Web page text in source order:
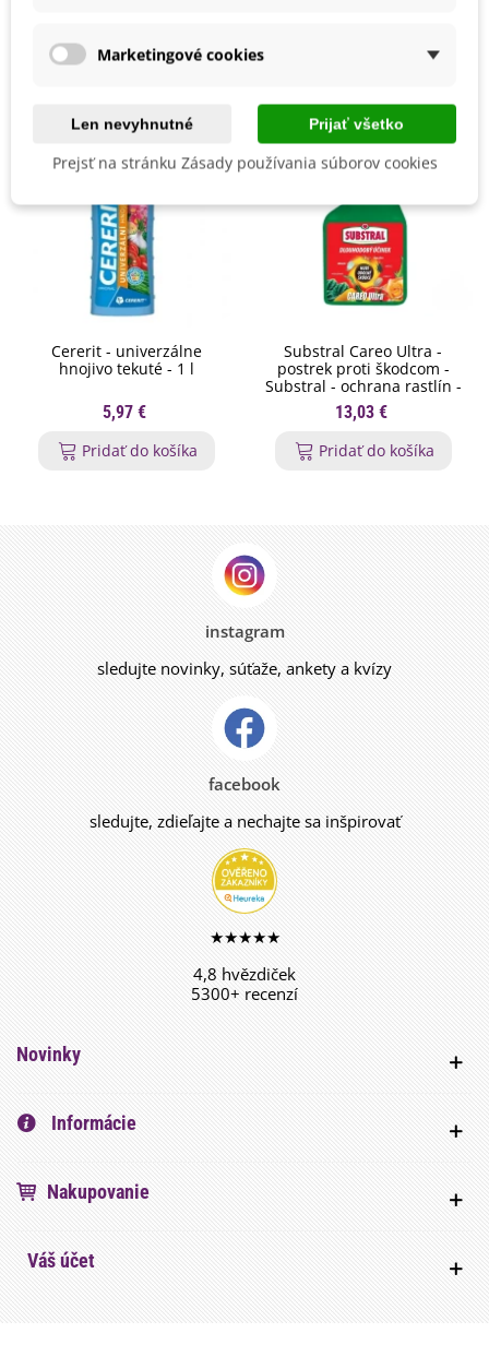
Cererit - univerzálne
hnojivo tekuté - 1 l
5,97 €
Pridať do košíka
Substral Careo Ultra -
postrek proti škodcom -
Substral - ochrana rastlín -
750 ml
13,03 €
Pridať do košíka
instagram
sledujte novinky, súťaže, ankety a kvízy
facebook
sledujte, zdieľajte a nechajte sa inšpirovať
★★★★★
4,8 hvězdiček
5300+ recenzí
Novinky
Informácie
Nakupovanie
Váš účet
Marketingové cookies
Len nevyhnutné Prijať všetko
Prejsť na stránku Zásady používania súborov cookies